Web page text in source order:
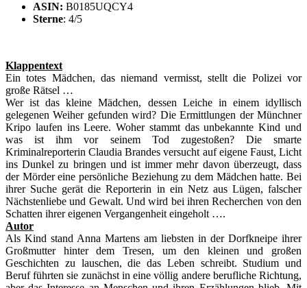
ASIN: B0185UQCY4
Sterne: 4/5
Klappentext
Ein totes Mädchen, das niemand vermisst, stellt die Polizei vor
große Rätsel …
Wer ist das kleine Mädchen, dessen Leiche in einem idyllisch
gelegenen Weiher gefunden wird? Die Ermittlungen der Münchner
Kripo laufen ins Leere. Woher stammt das unbekannte Kind und
was ist ihm vor seinem Tod zugestoßen? Die smarte
Kriminalreporterin Claudia Brandes versucht auf eigene Faust, Licht
ins Dunkel zu bringen und ist immer mehr davon überzeugt, dass
der Mörder eine persönliche Beziehung zu dem Mädchen hatte. Bei
ihrer Suche gerät die Reporterin in ein Netz aus Lügen, falscher
Nächstenliebe und Gewalt. Und wird bei ihren Recherchen von den
Schatten ihrer eigenen Vergangenheit eingeholt ….
Autor
Als Kind stand Anna Martens am liebsten in der Dorfkneipe ihrer
Großmutter hinter dem Tresen, um den kleinen und großen
Geschichten zu lauschen, die das Leben schreibt. Studium und
Beruf führten sie zunächst in eine völlig andere berufliche Richtung,